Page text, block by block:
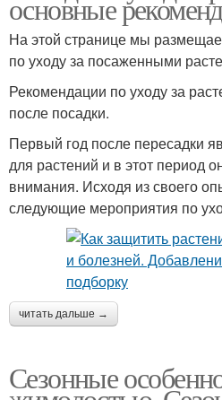
основные
На этой странице мы
по уходу за посаженными
Рекомендации по уходу за
после посадки.
Первый год после пересадки
для растений и в этот период
внимания. Исходя из своего
следующие мероприятия по
читать дальше →
Сезонные